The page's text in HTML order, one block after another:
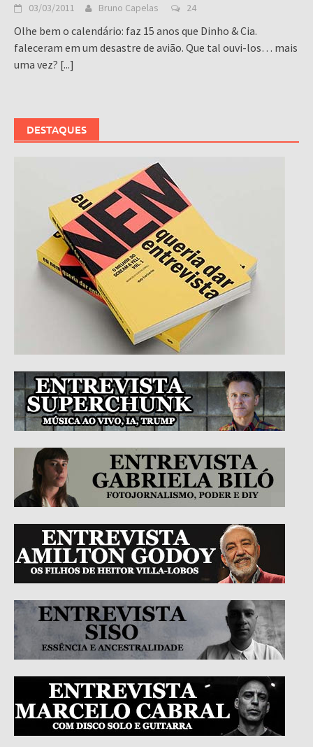
03/03/2011 Bruno Capelas 24
Olhe bem o calendário: faz 15 anos que Dinho & Cia.
faleceram em um desastre de avião. Que tal ouvi-los… mais
uma vez? [...]
DESTAQUES